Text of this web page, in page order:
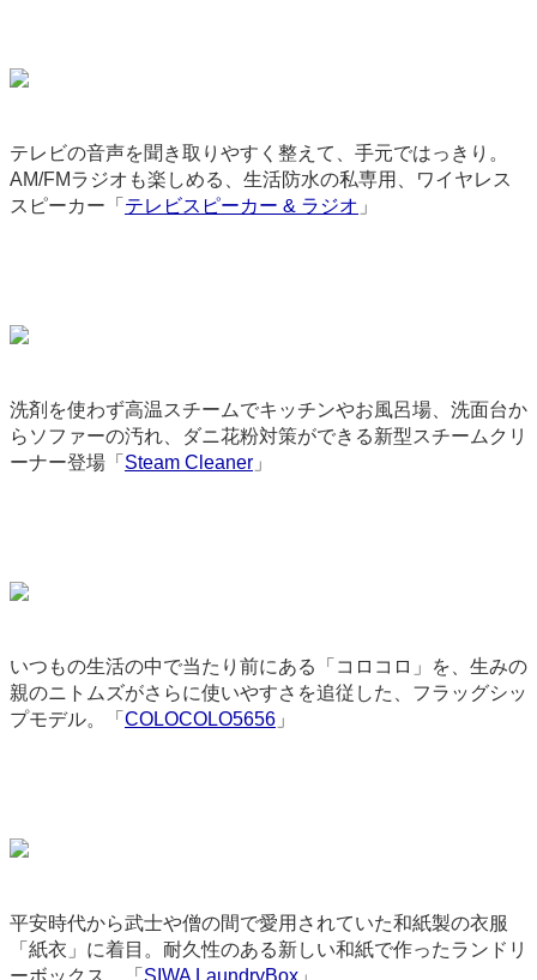
テレビの音声を聞き取りやすく整えて、手元ではっきり。
AM/FMラジオも楽しめる、生活防水の私専用、ワイヤレス
スピーカー「 テレビスピーカー & ラジオ 」
洗剤を使わず高温スチームでキッチンやお風呂場、洗面台か
らソファーの汚れ、ダニ花粉対策ができる新型スチームクリ
ーナー登場「 Steam Cleaner 」
いつもの生活の中で当たり前にある「コロコロ」を、生みの
親のニトムズがさらに使いやすさを追従した、フラッグシッ
プモデル。「 COLOCOLO5656 」
平安時代から武士や僧の間で愛用されていた和紙製の衣服
「紙衣」に着目。耐久性のある新しい和紙で作ったランドリ